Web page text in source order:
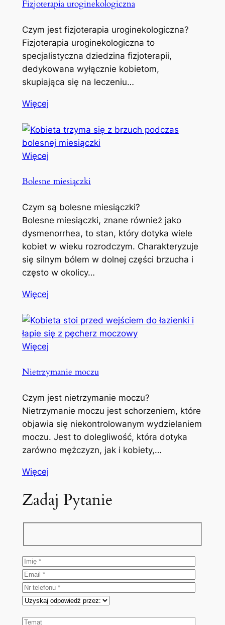
Fizjoterapia uroginekologiczna
Czym jest fizjoterapia uroginekologiczna?
Fizjoterapia uroginekologiczna to
specjalistyczna dziedzina fizjoterapii,
dedykowana wyłącznie kobietom,
skupiająca się na leczeniu…
Więcej
Więcej
Bolesne miesiączki
Czym są bolesne miesiączki?
Bolesne miesiączki, znane również jako
dysmenorrhea, to stan, który dotyka wiele
kobiet w wieku rozrodczym. Charakteryzuje
się silnym bólem w dolnej części brzucha i
często w okolicy…
Więcej
Więcej
Nietrzymanie moczu
Czym jest nietrzymanie moczu?
Nietrzymanie moczu jest schorzeniem, które
objawia się niekontrolowanym wydzielaniem
moczu. Jest to dolegliwość, która dotyka
zarówno mężczyzn, jak i kobiety,…
Więcej
Zadaj Pytanie